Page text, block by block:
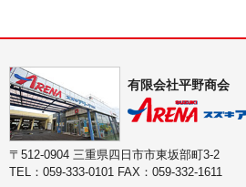
有限会社平野商会
〒512-0904 三重県四日市市東坂部町3-2
TEL：059-333-0101 FAX：059-332-1611